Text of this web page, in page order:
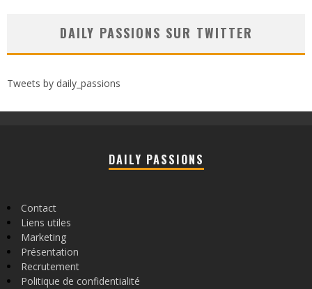
DAILY PASSIONS SUR TWITTER
Tweets by daily_passions
DAILY PASSIONS
Contact
Liens utiles
Marketing
Présentation
Recrutement
Politique de confidentialité